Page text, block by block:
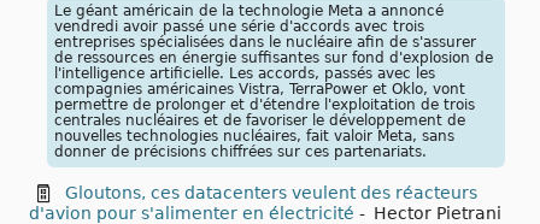
Le géant américain de la technologie Meta a annoncé
vendredi avoir passé une série d'accords avec trois
entreprises spécialisées dans le nucléaire afin de s'assurer
de ressources en énergie suffisantes sur fond d'explosion de
l'intelligence artificielle. Les accords, passés avec les
compagnies américaines Vistra, TerraPower et Oklo, vont
permettre de prolonger et d'étendre l'exploitation de trois
centrales nucléaires et de favoriser le développement de
nouvelles technologies nucléaires, fait valoir Meta, sans
donner de précisions chiffrées sur ces partenariats.
Gloutons, ces datacenters veulent des réacteurs
d'avion pour s'alimenter en électricité - Hector Pietrani